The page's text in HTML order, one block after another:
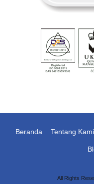
Beranda Tentang Kami
All Rights